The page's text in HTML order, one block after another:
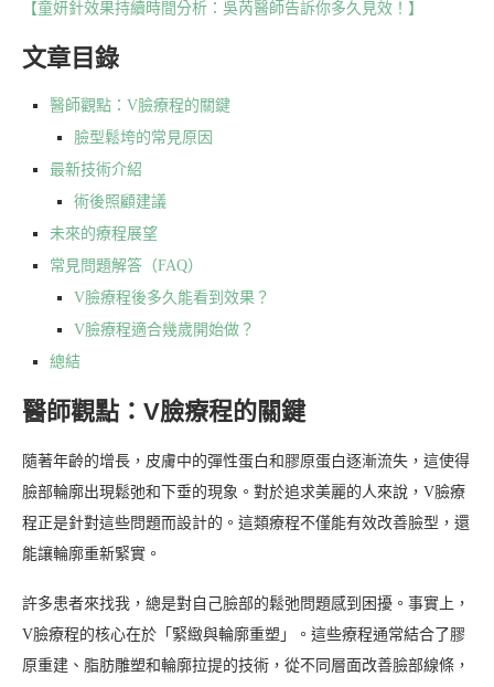
【童妍針效果持續時間分析：吳芮醫師告訴你多久見效！】
文章目錄
醫師觀點：V臉療程的關鍵
臉型鬆垮的常見原因
最新技術介紹
術後照顧建議
未來的療程展望
常見問題解答（FAQ）
V臉療程後多久能看到效果？
V臉療程適合幾歲開始做？
總結
醫師觀點：V臉療程的關鍵
隨著年齡的增長，皮膚中的彈性蛋白和膠原蛋白逐漸流失，這使得
臉部輪廓出現鬆弛和下垂的現象。對於追求美麗的人來說，V臉療
程正是針對這些問題而設計的。這類療程不僅能有效改善臉型，還
能讓輪廓重新緊實。
許多患者來找我，總是對自己臉部的鬆弛問題感到困擾。事實上，
V臉療程的核心在於「緊緻與輪廓重塑」。這些療程通常結合了膠
原重建、脂肪雕塑和輪廓拉提的技術，從不同層面改善臉部線條，